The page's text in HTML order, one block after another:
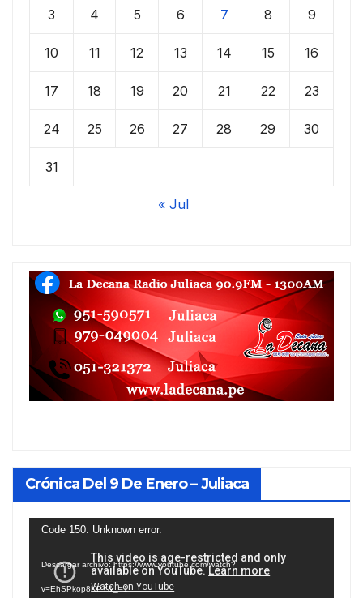
3 4 5 6 7 8 9
10 11 12 13 14 15 16
17 18 19 20 21 22 23
24 25 26 27 28 29 30
31
« Jul
Crónica Del 9 De Enero – Juliaca
Reproductor
vídeo
Code 150: Unknown error.
Descargar archivo: https://www.youtube.com/watch?
v=EhSPkop8KPY&_=1